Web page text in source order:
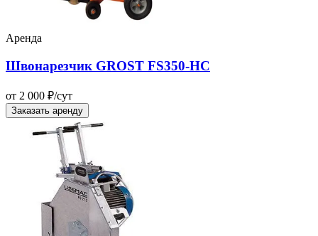
Аренда
Швонарезчик GROST FS350-HC
от 2 000 ₽/сут
Заказать аренду